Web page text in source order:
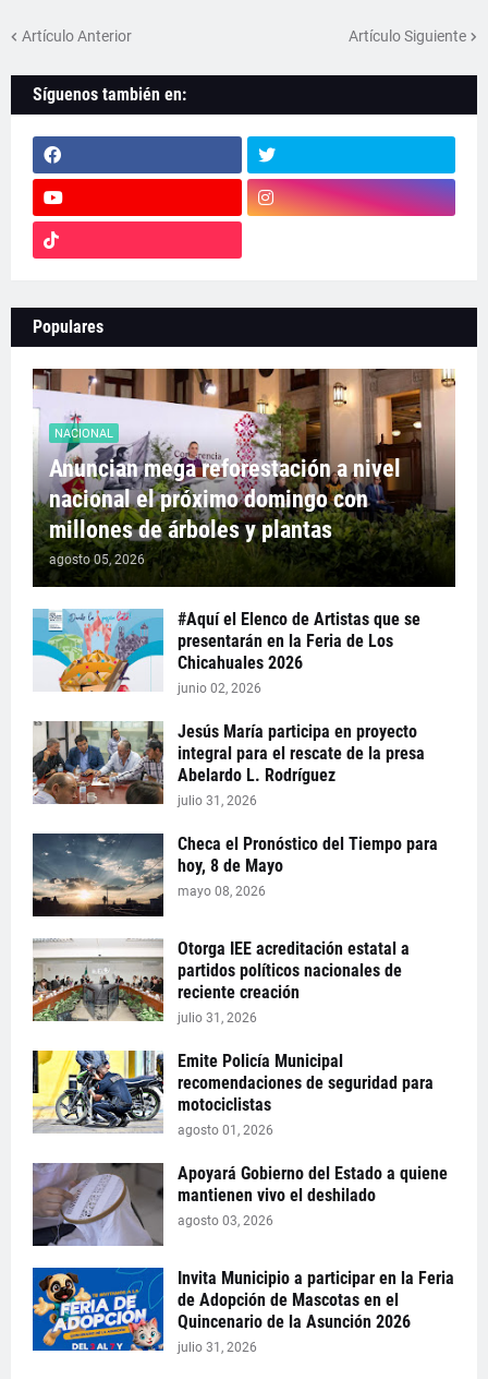
Artículo Anterior Artículo Siguiente
Síguenos también en:
Populares
NACIONAL
Anuncian mega reforestación a nivel
nacional el próximo domingo con
millones de árboles y plantas
agosto 05, 2026
#Aquí el Elenco de Artistas que se
presentarán en la Feria de Los
Chicahuales 2026
junio 02, 2026
Jesús María participa en proyecto
integral para el rescate de la presa
Abelardo L. Rodríguez
julio 31, 2026
Checa el Pronóstico del Tiempo para
hoy, 8 de Mayo
mayo 08, 2026
Otorga IEE acreditación estatal a
partidos políticos nacionales de
reciente creación
julio 31, 2026
Emite Policía Municipal
recomendaciones de seguridad para
motociclistas
agosto 01, 2026
Apoyará Gobierno del Estado a quiene
mantienen vivo el deshilado
agosto 03, 2026
Invita Municipio a participar en la Feria
de Adopción de Mascotas en el
Quincenario de la Asunción 2026
julio 31, 2026